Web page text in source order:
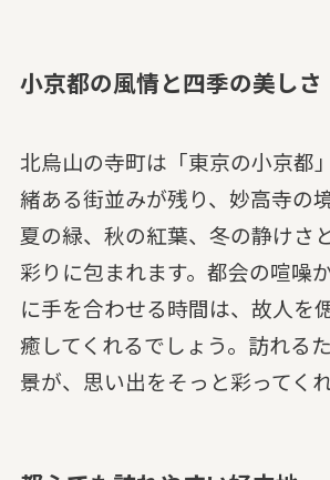
小京都の風情と四季の美しさ
北烏山の寺町は「東京の小京都
緒ある街並みが残り、妙高寺の
夏の緑、秋の紅葉、冬の静けさ
彩りに包まれます。都会の喧噪
に手を合わせる時間は、故人を
癒してくれるでしょう。訪れる
景が、思い出をそっと彩ってくれ